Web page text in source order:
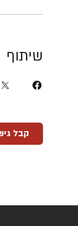
שיתוף
קבל